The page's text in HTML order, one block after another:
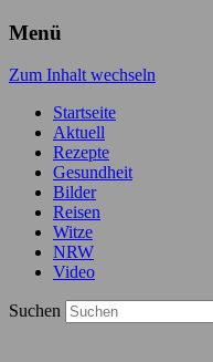
Menü
Zum Inhalt wechseln
Startseite
Aktuell
Rezepte
Gesundheit
Bilder
Reisen
Witze
NRW
Video
Suchen